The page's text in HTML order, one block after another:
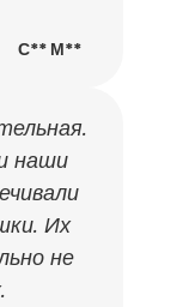
С** М**
наши
Их
не